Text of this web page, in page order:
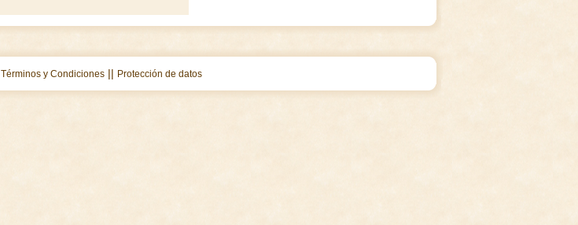
Términos y Condiciones|| Protección de datos